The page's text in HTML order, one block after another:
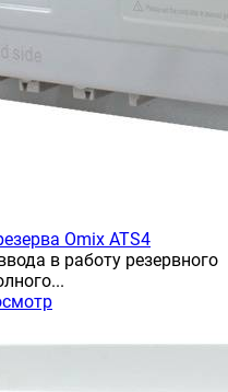
Omix ATS4
в работу резервного